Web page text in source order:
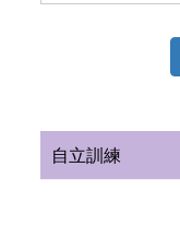
自立訓練